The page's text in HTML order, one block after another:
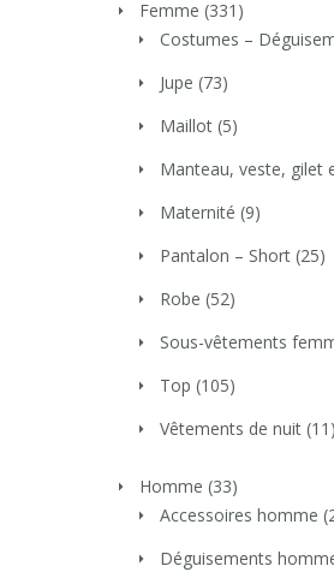
Femme (331)
Costumes –
Jupe (73)
Maillot (5)
Manteau, veste, gilet
Maternité (9)
Pantalon – Short (25)
Robe (52)
Sous-vêtements
Top (105)
Vêtements de nuit (11)
Homme (33)
Accessoires homme
Déguisements